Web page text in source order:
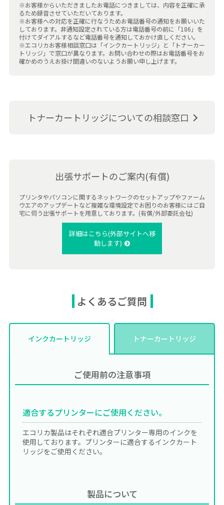
※お客様からいただきましたお電話につきましては、内容を正確に承
るため録音させていただいております。
※お客様への対応を正確に行なうためお電話番号の通知をお願いいた
しております。非通知設定されている方は電話番号の前に「186」を
付けてダイアルするなど電話番号を通知しておかけ直しください。
※エコリカお客様相談窓口は「インクカートリッジ」と「トナーカー
トリッジ」で窓口が異なります。お問い合わせの際はお電話番号をお
確かめのうえお掛け間違いのないようお願い申し上げます。
トナーカートリッジについての相談窓口
出張サポートのご案内(有償)
プリンタやパソコンに関するネットワークのセットアップやファーム
ウエアのアップデートなど複雑な環境設定でお困りのお客様にはご自
宅に伺う出張サポートを用意しております。(有償/外部委託会社)
詳細はこちら(外部サイトへ移
動します)
よくあるご質問
インクカートリッジ トナーカートリッジ
ご使用前の注意事項
適合するプリンターにご使用ください。
エコリカ製品はそれぞれ適合プリンター専用のインクを
使用しております。プリンターに適合するインクカート
リッジをご使用ください。
製品について